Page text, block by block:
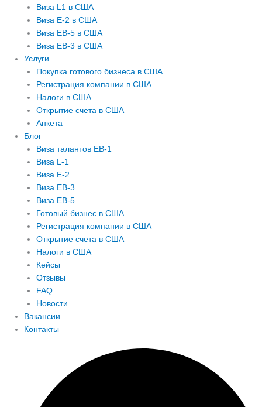
Виза L1 в США
Виза E-2 в США
Виза EB-5 в США
Виза EB-3 в США
Услуги
Покупка готового бизнеса в США
Регистрация компании в США
Налоги в США
Открытие счета в США
Анкета
Блог
Виза талантов EB-1
Виза L-1
Виза E-2
Виза EB-3
Виза EB-5
Готовый бизнес в США
Регистрация компании в США
Открытие счета в США
Налоги в США
Кейсы
Отзывы
FAQ
Новости
Вакансии
Контакты